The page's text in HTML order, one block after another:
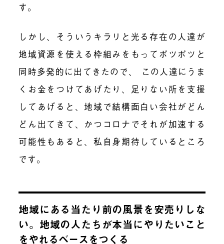
す。
しかし、そういうキラリと光る存在の人達が
地域資源を使える枠組みをもってポツポツと
同時多発的に出てきたので、 この人達にうま
くお金をつけてあげたり、足りない所を支援
してあげると、地域で結構面白い会社がどん
どん出てきて、かつコロナでそれが加速する
可能性もあると、私自身期待しているところ
です。
地域にある当たり前の風景を安売りしな
い。地域の人たちが本当にやりたいこと
をやれるベースをつくる